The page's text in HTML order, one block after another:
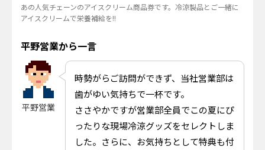
あの人気チェーンのアイスクリーム商品券です。冷涼製品とご一緒に
アイスクリームで栄養補給を!!
平野営業から一言
平野営業
時勢がらご訪問ができず、当社営業部は
歯がゆい気持ちで一杯です。
ささやかですが営業部全員でこの夏にぴ
ったりな現場冷涼グッズをセレクトしま
した。さらに、お気持ちとして特典も付